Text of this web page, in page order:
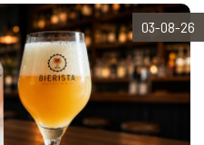
03-08-26